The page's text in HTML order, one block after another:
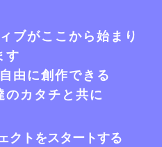
ブがここから始まり
す
由に創作できる
カタチと共に
クトをスタートする